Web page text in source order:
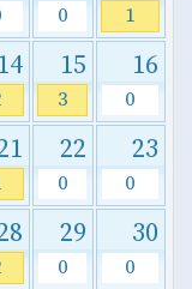
0 1
14 15
3
16
0
22
0
23
0
29
0
30
0